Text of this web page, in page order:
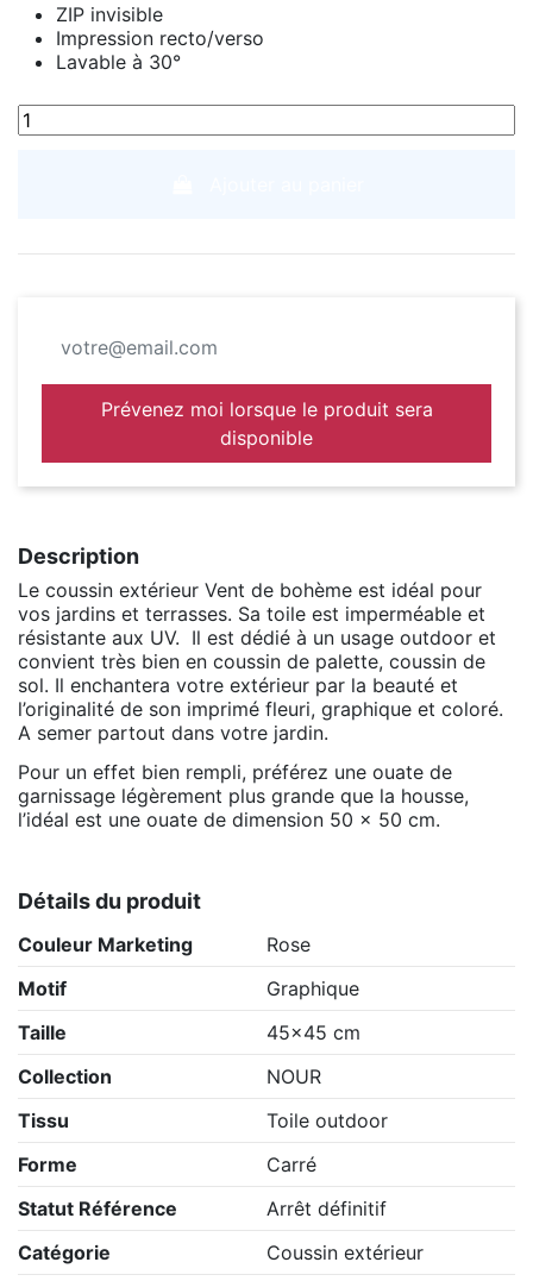
ZIP invisible
Impression recto/verso
Lavable à 30°
Prévenez moi lorsque le produit sera
disponible
Description
Le coussin extérieur Vent de bohème est idéal pour
vos jardins et terrasses. Sa toile est imperméable et
résistante aux UV. Il est dédié à un usage outdoor et
convient très bien en coussin de palette, coussin de
sol. Il enchantera votre extérieur par la beauté et
l’originalité de son imprimé fleuri, graphique et coloré.
A semer partout dans votre jardin.
Pour un effet bien rempli, préférez une ouate de
garnissage légèrement plus grande que la housse,
l’idéal est une ouate de dimension 50 x 50 cm.
Détails du produit
Couleur Marketing
Rose
Motif
Graphique
Taille
45x45 cm
Collection
NOUR
Tissu
Toile outdoor
Forme
Carré
Statut Référence
Arrêt définitif
Catégorie
Coussin extérieur